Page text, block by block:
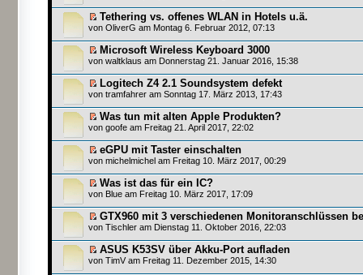
Tethering vs. offenes WLAN in Hotels u.ä.
von OliverG am Montag 6. Februar 2012, 07:13
Microsoft Wireless Keyboard 3000
von waltklaus am Donnerstag 21. Januar 2016, 15:38
Logitech Z4 2.1 Soundsystem defekt
von tramfahrer am Sonntag 17. März 2013, 17:43
Was tun mit alten Apple Produkten?
von goofe am Freitag 21. April 2017, 22:02
eGPU mit Taster einschalten
von michelmichel am Freitag 10. März 2017, 00:29
Was ist das für ein IC?
von Blue am Freitag 10. März 2017, 17:09
GTX960 mit 3 verschiedenen Monitoranschlüssen
von Tischler am Dienstag 11. Oktober 2016, 22:03
ASUS K53SV über Akku-Port aufladen
von TimV am Freitag 11. Dezember 2015, 14:30